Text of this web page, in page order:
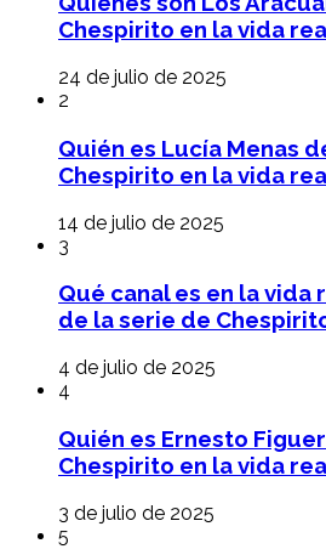
Chespirito en la vida
24 de julio de 2025
2
Quién es Lucía Menas
Chespirito en la vida
14 de julio de 2025
3
Qué canal es en la vida
de la serie de
4 de julio de 2025
4
Quién es Ernesto
Chespirito en la vida
3 de julio de 2025
5